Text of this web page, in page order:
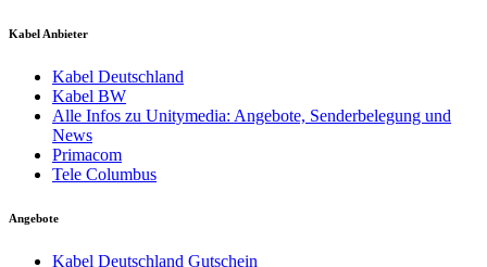
Kabel Anbieter
Kabel Deutschland
Kabel BW
Alle Infos zu Unitymedia: Angebote, Senderbelegung und
News
Primacom
Tele Columbus
Angebote
Kabel Deutschland Gutschein